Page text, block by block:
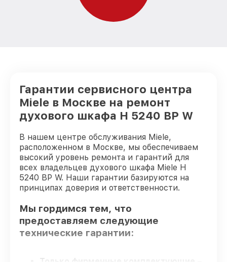
Гарантии сервисного центра
Miele в Москве на ремонт
духового шкафа H 5240 BP W
В нашем центре обслуживания Miele,
расположенном в Москве, мы обеспечиваем
высокий уровень ремонта и гарантий для
всех владельцев духового шкафа Miele H
5240 BP W. Наши гарантии базируются на
принципах доверия и ответственности.
Мы гордимся тем, что
предоставляем следующие
технические гарантии: